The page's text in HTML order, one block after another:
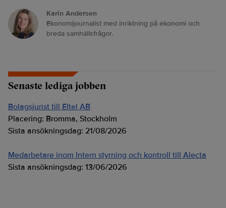
Karin Andersen
Ekonomijournalist med inriktning på ekonomi och
breda samhällsfrågor.
Senaste lediga jobben
Bolagsjurist till Eltel AB
Placering: Bromma, Stockholm
Sista ansökningsdag: 21/08/2026
Medarbetare inom Intern styrning och kontroll till Alecta
Sista ansökningsdag: 13/06/2026